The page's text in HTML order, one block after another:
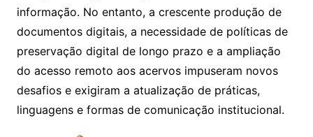
informação. No entanto, a crescente produção de
documentos digitais, a necessidade de políticas de
preservação digital de longo prazo e a ampliação
do acesso remoto aos acervos impuseram novos
desafios e exigiram a atualização de práticas,
linguagens e formas de comunicação institucional.